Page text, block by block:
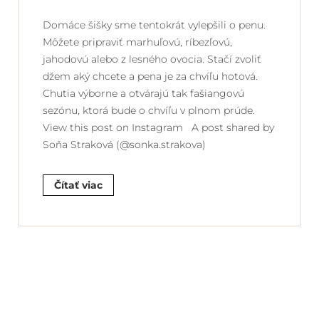
Domáce šišky sme tentokrát vylepšili o penu.
Môžete pripraviť marhuľovú, ríbezľovú,
jahodovú alebo z lesného ovocia. Stačí zvoliť
džem aký chcete a pena je za chvíľu hotová.
Chutia výborne a otvárajú tak fašiangovú
sezónu, ktorá bude o chvíľu v plnom prúde.
View this post on Instagram A post shared by
Soňa Straková (@sonka.strakova)
Čítať viac